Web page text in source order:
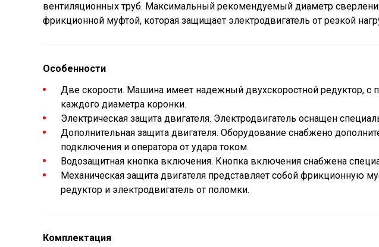
вентиляционных труб. Максимальный рекомендуемый диаметр
фрикционной муфтой, которая защищает электродвигатель от резкой
Особенности
Две скорости. Машина имеет надежный двухскоростной редуктор,
каждого диаметра коронки.
Электрическая защита двигателя. Электродвигатель оснащен
Дополнительная защита двигателя. Оборудование снабжено
подключения и оператора от удара током.
Водозащитная кнопка включения. Кнопка включения снабжена
Механическая защита двигателя представляет собой фрикционную
редуктор и электродвигатель от поломки.
Комплектация